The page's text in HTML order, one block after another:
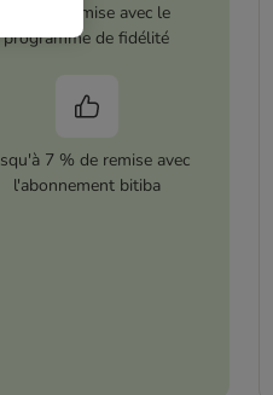
12 € de remise avec le
programme de fidélité
7 % de remise avec
l'abonnement bitiba